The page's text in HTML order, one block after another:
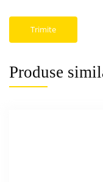
Produse